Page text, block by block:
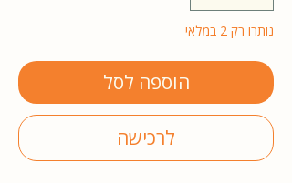
נותרו רק 2 במלאי
הוספה לסל
לרכישה